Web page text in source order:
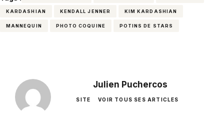
KARDASHIAN KENDALL JENNER KIM KARDASHIAN
MANNEQUIN PHOTO COQUINE POTINS DE STARS
Julien Puchercos
SITE VOIR TOUS SES ARTICLES